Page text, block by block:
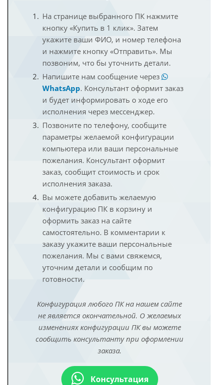
На странице выбранного ПК нажмите
кнопку «Купить в 1 клик». Затем
укажите ваши ФИО, и номер телефона
и нажмите кнопку «Отправить». Мы
позвоним, что бы уточнить детали.
Напишите нам сообщение через
WhatsApp. Консультант оформит заказ
и будет информировать о ходе его
исполнения через мессенджер.
Позвоните по телефону, сообщите
параметры желаемой конфигурации
компьютера или ваши персональные
пожелания. Консультант оформит
заказ, сообщит стоимость и срок
исполнения заказа.
Вы можете добавить желаемую
конфигурацию ПК в корзину и
оформить заказ на сайте
самостоятельно. В комментарии к
заказу укажите ваши персональные
пожелания. Мы с вами свяжемся,
уточним детали и сообщим по
готовности.
Конфигурация любого ПК на нашем сайте
не является окончательной. О желаемых
изменениях конфигурации ПК вы можете
сообщить консультанту при оформлении
заказа.
Консультация